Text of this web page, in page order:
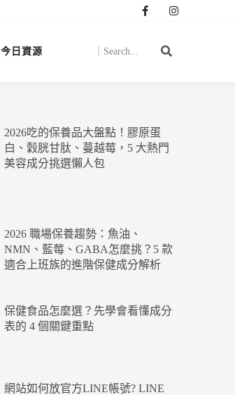
今日資源
2026吃的保養品大盤點！膠原蛋
白、穀胱甘肽、蔓越莓，5 大熱門
美容成分挑選懶人包
2026 職場保養趨勢：魚油、
NMN、藍莓、GABA怎麼挑？5 款
適合上班族的進階保健成分解析
保健食品怎麼選？先學會看懂成分
表的 4 個關鍵重點
網站如何放官方LINE帳號? LINE